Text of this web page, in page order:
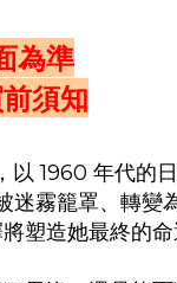
為準
須知
以 1960 年代的
霧籠罩、轉變
塑造她最終的命